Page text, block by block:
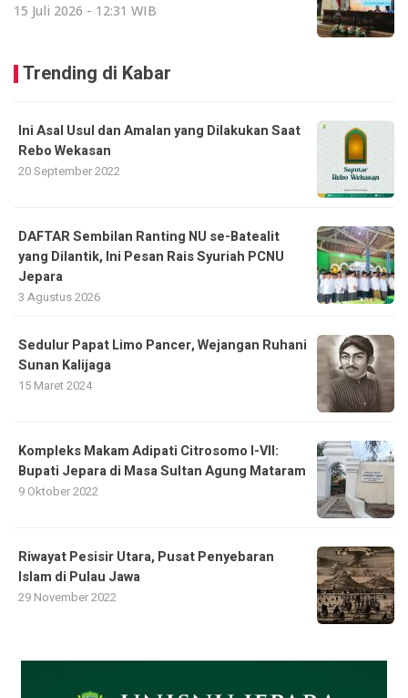
15 Juli 2026 - 12:31 WIB
Trending di Kabar
Ini Asal Usul dan Amalan yang Dilakukan Saat
Rebo Wekasan
20 September 2022
DAFTAR Sembilan Ranting NU se-Batealit
yang Dilantik, Ini Pesan Rais Syuriah PCNU
Jepara
3 Agustus 2026
Sedulur Papat Limo Pancer, Wejangan Ruhani
Sunan Kalijaga
15 Maret 2024
Kompleks Makam Adipati Citrosomo I-VII:
Bupati Jepara di Masa Sultan Agung Mataram
9 Oktober 2022
Riwayat Pesisir Utara, Pusat Penyebaran
Islam di Pulau Jawa
29 November 2022